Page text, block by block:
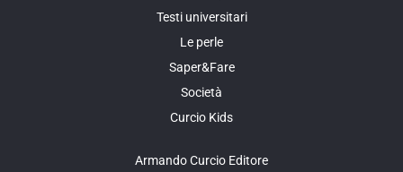
Testi universitari
Le perle
Saper&Fare
Società
Curcio Kids
Armando Curcio Editore